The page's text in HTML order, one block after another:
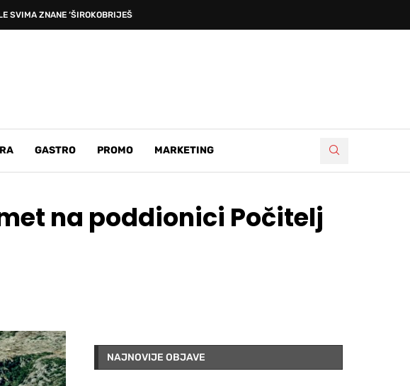
SVIMA ZNANE ‘ŠIROKOBRIJEŠKE DEVETNICE’, PRVA...
GASTRO PROMO MARKETING
na poddionici Počitelj
NAJNOVIJE OBJAVE